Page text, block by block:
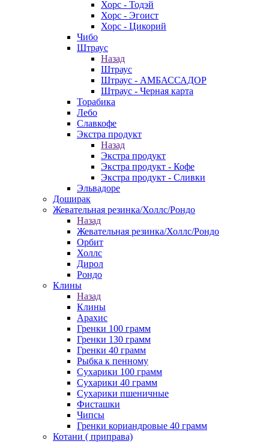
Хорс - Тодэй
Хорс - Эгоист
Хорс - Цикорий
Чибо
Штраус
Назад
Штраус
Штраус - АМБАССАДОР
Штраус - Черная карта
Торабика
Лебо
Славкофе
Экстра продукт
Назад
Экстра продукт
Экстра продукт - Кофе
Экстра продукт - Сливки
Эльвадоре
Доширак
Жевательная резинка/Холлс/Рондо
Назад
Жевательная резинка/Холлс/Рондо
Орбит
Холлс
Дирол
Рондо
Клины
Назад
Клины
Арахис
Гренки 100 грамм
Гренки 130 грамм
Гренки 40 грамм
Рыбка к пенному
Сухарики 100 грамм
Сухарики 40 грамм
Сухарики пшеничные
Фисташки
Чипсы
Гренки кориандровые 40 грамм
Котани ( приправа)